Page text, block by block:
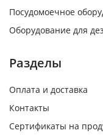
Посудомоечное
Оборудование для
Разделы
Оплата и доставка
Контакты
Сертификаты на